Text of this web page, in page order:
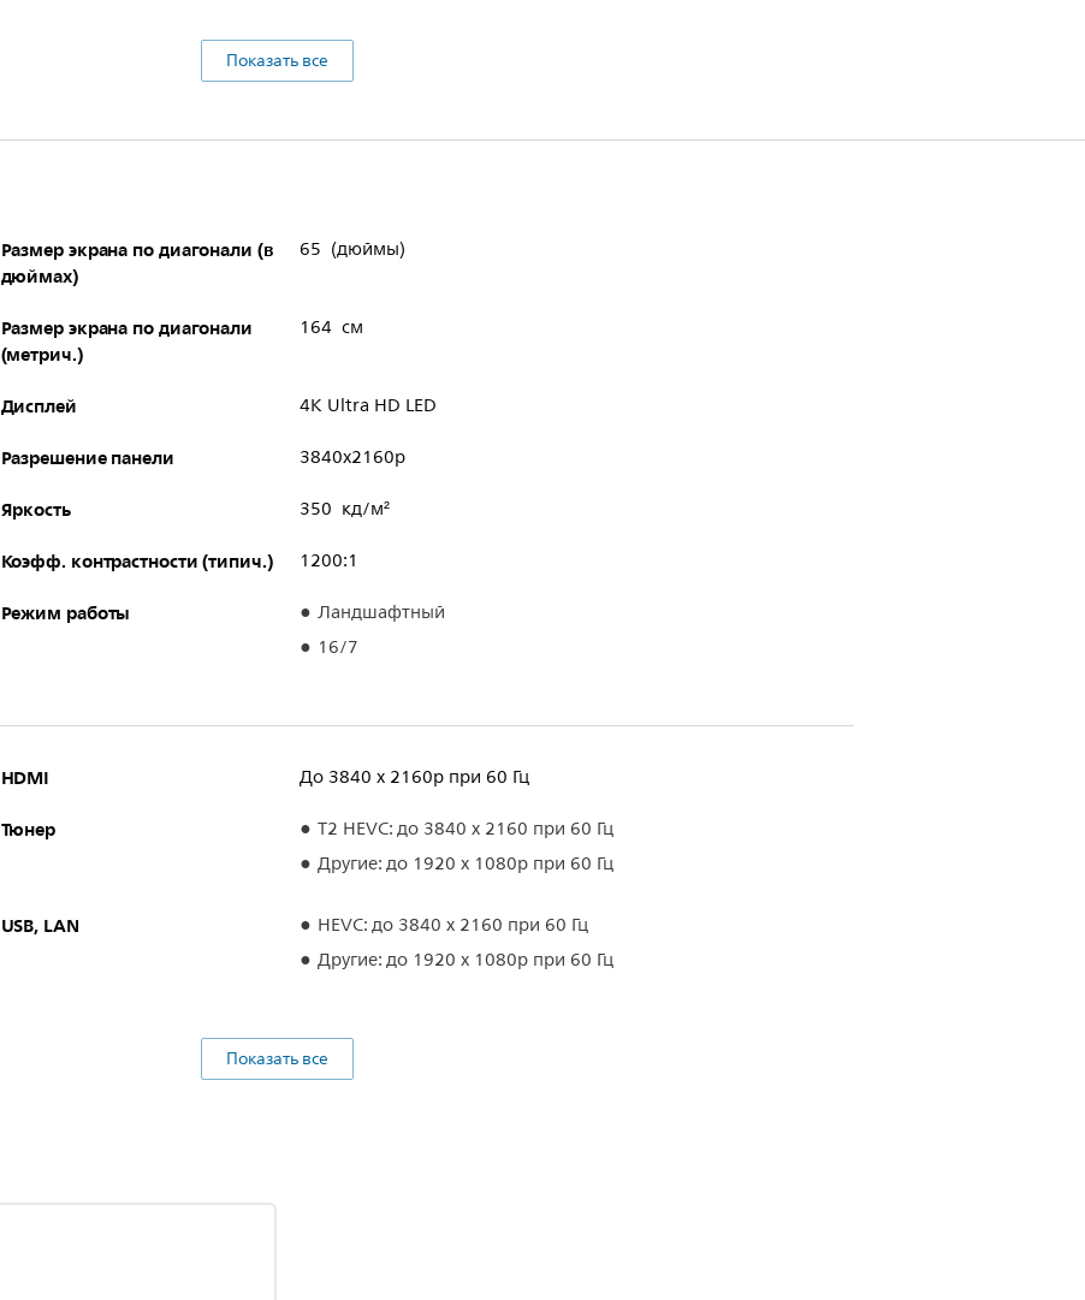
Показать все
Размер экрана по диагонали (в
дюймах)
65 (дюймы)
Размер экрана по диагонали
(метрич.)
164 см
Дисплей 4K Ultra HD LED
Разрешение панели 3840x2160p
Яркость 350 кд/м²
Коэфф. контрастности (типич.) 1200:1
Режим работы
Ландшафтный
16/7
HDMI До 3840 x 2160p при 60 Гц
Тюнер
T2 HEVC: до 3840 x 2160 при 60 Гц
Другие: до 1920 x 1080p при 60 Гц
USB, LAN
HEVC: до 3840 x 2160 при 60 Гц
Другие: до 1920 x 1080p при 60 Гц
Показать все